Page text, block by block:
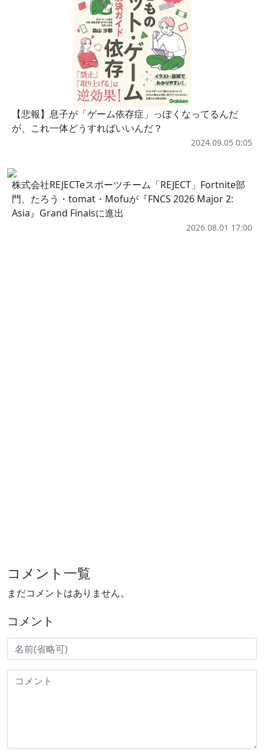
【悲報】息子が「ゲーム依存症」っぽくなってるんだ
が、これ一体どうすればいいんだ？
2024.09.05 0:05
株式会社REJECTeスポーツチーム「REJECT」Fortnite部
門、たろう・tomat・Mofuが『FNCS 2026 Major 2:
Asia』Grand Finalsに進出
2026.08.01 17:00
コメント一覧
まだコメントはありません。
コメント